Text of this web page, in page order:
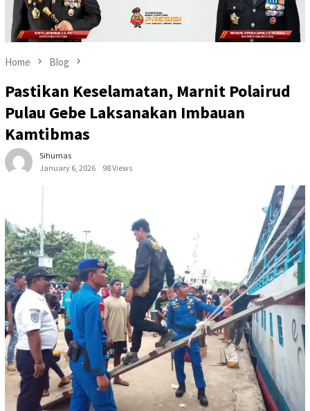
Home Blog
Pastikan Keselamatan, Marnit Polairud
Pulau Gebe Laksanakan Imbauan
Kamtibmas
Sihumas
January 6, 2026
98 Views